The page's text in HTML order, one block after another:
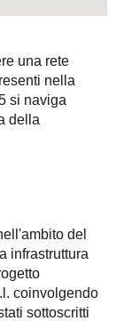
una rete
nella
si naviga
della
del
infrastruttura
coinvolgendo
sottoscritti